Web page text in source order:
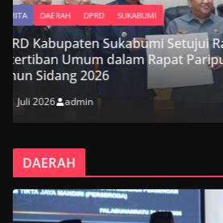
10
BERITA DAERAH DPRD
Wakil Ketua DPRD
Peresmian Jembatan
20 Juli 2026
DAERAH